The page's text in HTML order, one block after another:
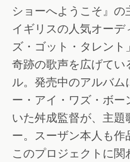
ショーへようこそ』の
イギリスの人気オー
ズ・ゴット・タレン
奇跡の歌声を広げてい
ル。発売中のアルバム
ー・アイ・ワズ・ボー
いた舛成監督が、主題
ー。スーザン本人も作
このプロジェクトに